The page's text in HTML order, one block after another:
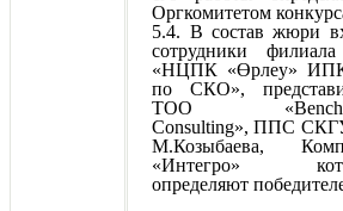
Оргкомитетом
5.4. В состав жюри
сотрудники
«НЦПК «Өрлеу»
по СКО»,
ТОО
Consulting», ППС
М.Козыбаева,
«Интегро»
определяют